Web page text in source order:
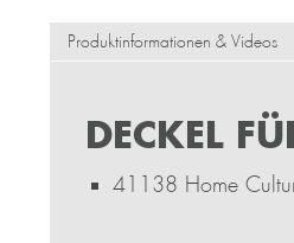
Produktinformationen & Videos
DECKEL
41138 Home